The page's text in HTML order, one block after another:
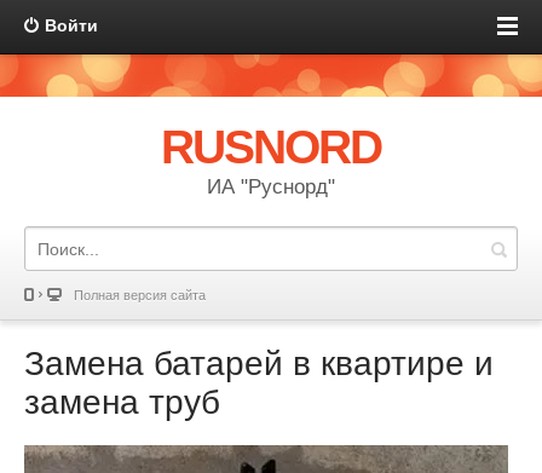
Войти
RUSNORD
ИА "Руснорд"
Полная версия сайта
Замена батарей в квартире и
замена труб